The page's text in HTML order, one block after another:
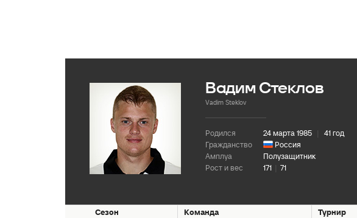
Вадим Стеклов
Vadim Steklov
Родился 24 марта 1985
41 год
Гражданство
Россия
Амплуа
Полузащитник
Рост и вес
171 71
Сезон Команда Турнир